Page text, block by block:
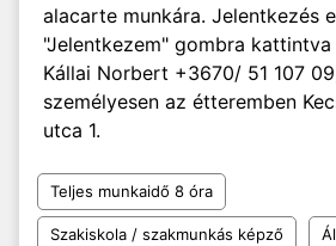
alacarte munkára. Jelentkezés
"Jelentkezem" gombra
Kállai Norbert +3670/ 51 107
személyesen az étteremben
utca 1.
Teljes munkaidő 8 óra
Szakiskola / szakmunkás képző